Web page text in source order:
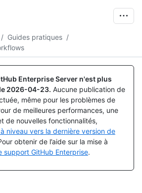
/ Guides pratiques /
Enterprise Server n'est plus
2026-04-23. Aucune publication de
même pour les problèmes de
de meilleures performances, une
de nouvelles fonctionnalités,
niveau vers la dernière version de
obtenir de l’aide sur la mise à
support GitHub Enterprise.